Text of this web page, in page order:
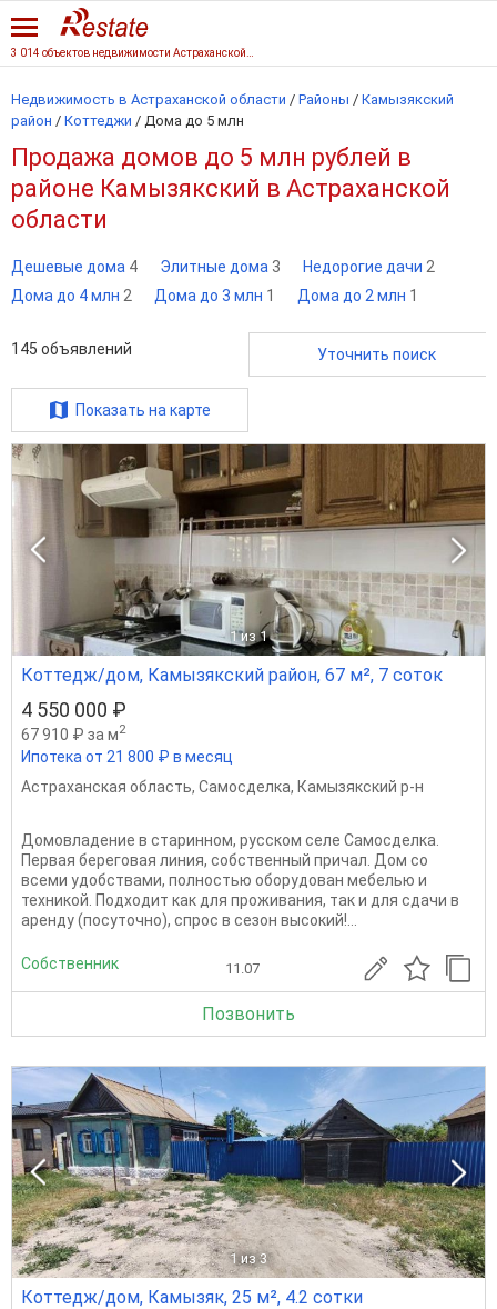
Недвижимость в Астраханской области / Районы / Камызякский
район / Коттеджи / Дома до 5 млн
Продажа домов до 5 млн рублей в
районе Камызякский в Астраханской
области
Дешевые дома 4 Элитные дома 3 Недорогие дачи 2
Дома до 4 млн 2 Дома до 3 млн 1 Дома до 2 млн 1
145 объявлений Уточнить поиск
Показать на карте
1 из 1
Коттедж/дом, Камызякский район, 67 м², 7 соток
4 550 000 ₽
67 910 ₽ за м2
Ипотека от 21 800 ₽ в месяц
Астраханская область, Самосделка, Камызякский р-н
Домовладение в старинном, русском селе Самосделка.
Первая береговая линия, собственный причал. Дом со
всеми удобствами, полностью оборудован мебелью и
техникой. Подходит как для проживания, так и для сдачи в
аренду (посуточно), спрос в сезон высокий!...
Собственник 11.07
Позвонить
1 из 3
Коттедж/дом, Камызяк, 25 м², 4.2 сотки